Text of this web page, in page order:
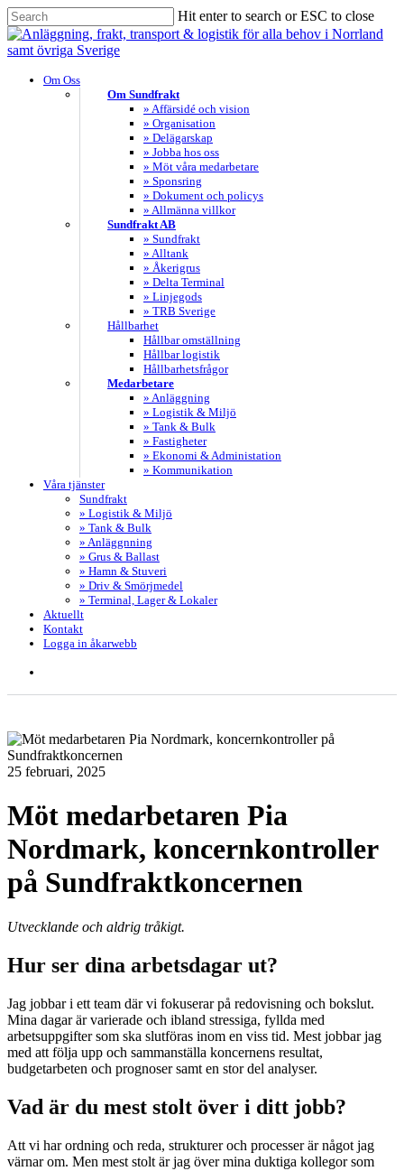
Skip
to
main
Hit enter to search or ESC to close
Close
Search
search
Menu
Om Oss
Om Sundfrakt
» Affärsidé och vision
» Organisation
» Delägarskap
» Jobba hos oss
» Möt våra medarbetare
» Sponsring
» Dokument och policys
» Allmänna villkor
Sundfrakt AB
» Sundfrakt
» Alltank
» Åkerigrus
» Delta Terminal
» Linjegods
» TRB Sverige
Hållbarhet
Hållbar omställning
Hållbar logistik
Hållbarhetsfrågor
Medarbetare
» Anläggning
» Logistik & Miljö
» Tank & Bulk
» Fastigheter
» Ekonomi & Administation
» Kommunikation
Våra tjänster
Sundfrakt
» Logistik & Miljö
» Tank & Bulk
» Anläggnning
» Grus & Ballast
» Hamn & Stuveri
» Driv & Smörjmedel
» Terminal, Lager & Lokaler
Aktuellt
Kontakt
Logga in åkarwebb
25 februari, 2025
Möt medarbetaren Pia
Nordmark, koncernkontroller
på Sundfraktkoncernen
Utvecklande och aldrig tråkigt.
Hur ser dina arbetsdagar ut?
Jag jobbar i ett team där vi fokuserar på redovisning och bokslut.
Mina dagar är varierade och ibland stressiga, fyllda med
arbetsuppgifter som ska slutföras inom en viss tid. Mest jobbar jag
med att följa upp och sammanställa koncernens resultat,
budgetarbeten och prognoser samt en stor del analyser.
Vad är du mest stolt över i ditt jobb?
Att vi har ordning och reda, strukturer och processer är något jag
värnar om. Men mest stolt är jag över mina duktiga kollegor som